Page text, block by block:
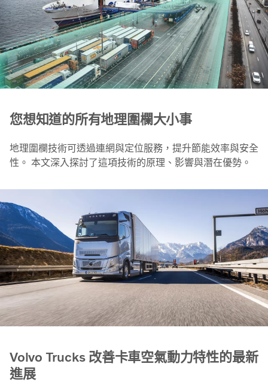
您想知道的所有地理圍欄大小事
地理圍欄技術可透過連網與定位服務，提升節能效率與安全
性。 本文深入探討了這項技術的原理、影響與潛在優勢。
Volvo Trucks 改善卡車空氣動力特性的最新
進展